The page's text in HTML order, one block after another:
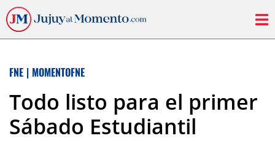
FNE | MOMENTOFNE
Todo listo para el primer
Sábado Estudiantil